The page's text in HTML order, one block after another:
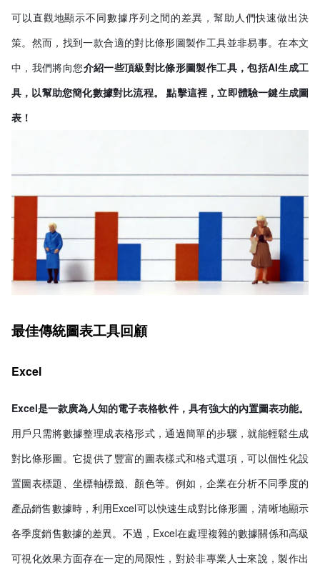
可以直觀地顯示不同數據序列之間的差異，幫助人們快速做出決
策。然而，找到一款合適的對比條形圖製作工具並非易事。在本文
中，我們將向您介紹一些頂級對比條形圖製作工具，包括AI生成工
具，以幫助您簡化數據對比流程。
點擊這裡，立即體驗一鍵生成圖
表！
最佳傳統圖表工具回顧
Excel
Excel是一款廣為人知的電子表格軟件，具有強大的內置圖表功能。
用戶只需將數據整理成表格形式，通過簡單的步驟，就能輕鬆生成
對比條形圖。它提供了豐富的圖表樣式和格式選項，可以個性化設
置圖表標題、坐標軸標籤、顏色等。例如，企業在分析不同季度的
產品銷售數據時，利用Excel可以快速生成對比條形圖，清晰地顯示
各季度銷售數據的差異。不過，Excel在處理複雜的數據關係和高級
可視化效果方面存在一定的局限性，對於非專業人士來說，製作出